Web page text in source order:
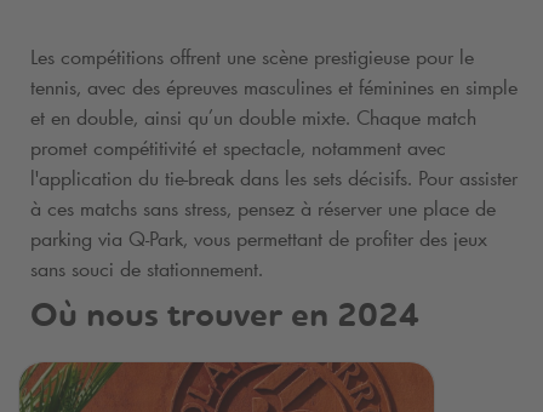
Les compétitions offrent une scène prestigieuse pour le
tennis, avec des épreuves masculines et féminines en simple
et en double, ainsi qu’un double mixte. Chaque match
promet compétitivité et spectacle, notamment avec
l'application du tie-break dans les sets décisifs. Pour assister
à ces matchs sans stress, pensez à réserver une place de
parking via Q-Park, vous permettant de profiter des jeux
sans souci de stationnement.
Où nous trouver en 2024